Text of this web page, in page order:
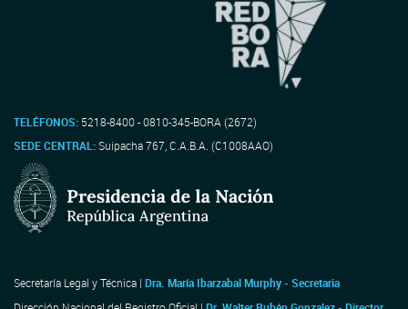
TELÉFONOS: 5218-8400 - 0810-345-BORA (2672)
SEDE CENTRAL:Suipacha 767, C.A.B.A. (C1008AAO)
Secretaría Legal y Técnica | Dra. María Ibarzabal Murphy - Secretaria